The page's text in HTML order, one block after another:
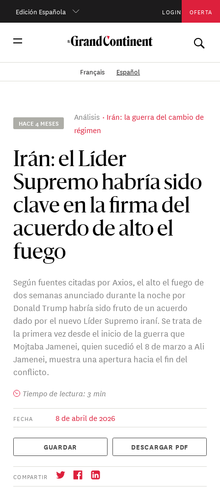
Edición Española LOGIN OFERTA
Français Español
HACE 4 MESES
Análisis
Irán: la guerra del cambio de
régimen
Irán: el Líder
Supremo habría sido
clave en la firma del
acuerdo de alto el
fuego
Según fuentes citadas por Axios, el alto el fuego de
dos semanas anunciado durante la noche por
Donald Trump habría sido fruto de un acuerdo
dado por el nuevo Líder Supremo iraní. Se trata de
la primera vez desde el inicio de la guerra que
Mojtaba Jamenei, quien sucedió el 8 de marzo a Ali
Jamenei, muestra una apertura hacia el fin del
conflicto.
Tiempo de lectura: 3 min
FECHA 8 de abril de 2026
GUARDAR DESCARGAR PDF
COMPARTIR